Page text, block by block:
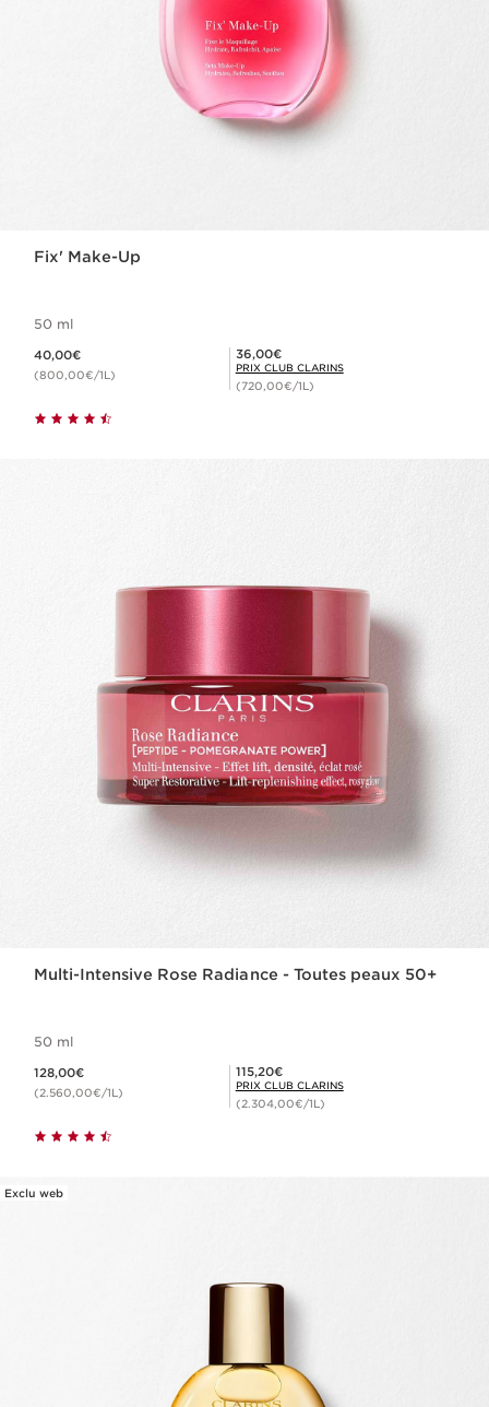
Fix' Make-Up
50 ml
40,00€
(800,00€/1L)
Prix Club Clarins 36,00€
36,00€
PRIX CLUB CLARINS
(720,00€/1L)
Multi-Intensive Rose Radiance - Toutes peaux 50+
50 ml
128,00€
(2.560,00€/1L)
Prix Club Clarins 115,20€
115,20€
PRIX CLUB CLARINS
(2.304,00€/1L)
Exclu web